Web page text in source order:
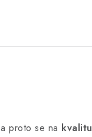
a proto se na kvalitu